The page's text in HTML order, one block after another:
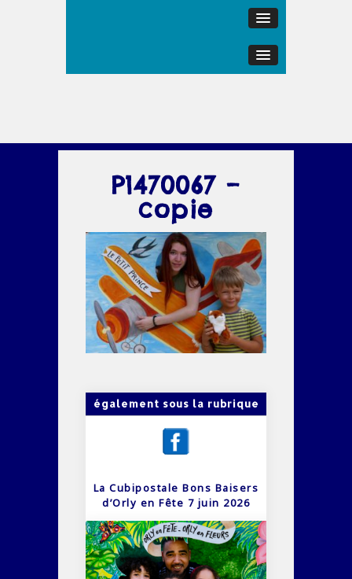
P1470067 –
copie
également sous la rubrique
La Cubipostale Bons Baisers
d’Orly en Fête 7 juin 2026